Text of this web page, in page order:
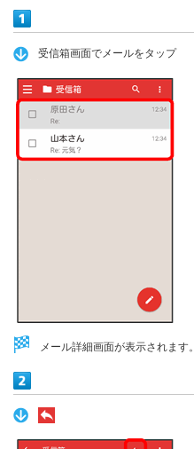
受信箱画面でメールをタップ
メール詳細画面が表示されます。